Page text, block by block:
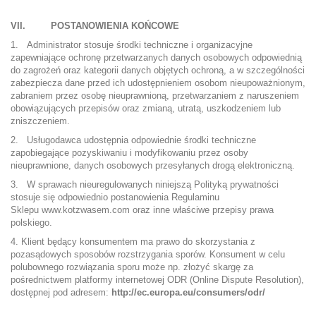
VII. POSTANOWIENIA KOŃCOWE
1. Administrator stosuje środki techniczne i organizacyjne
zapewniające ochronę przetwarzanych danych osobowych odpowiednią
do zagrożeń oraz kategorii danych objętych ochroną, a w szczególności
zabezpiecza dane przed ich udostępnieniem osobom nieupoważnionym,
zabraniem przez osobę nieuprawnioną, przetwarzaniem z naruszeniem
obowiązujących przepisów oraz zmianą, utratą, uszkodzeniem lub
zniszczeniem.
2. Usługodawca udostępnia odpowiednie środki techniczne
zapobiegające pozyskiwaniu i modyfikowaniu przez osoby
nieuprawnione, danych osobowych przesyłanych drogą elektroniczną.
3. W sprawach nieuregulowanych niniejszą Polityką prywatności
stosuje się odpowiednio postanowienia Regulaminu
Sklepu www.kotzwasem.com oraz inne właściwe przepisy prawa
polskiego.
4. Klient będący konsumentem ma prawo do skorzystania z
pozasądowych sposobów rozstrzygania sporów. Konsument w celu
polubownego rozwiązania sporu może np. złożyć skargę za
pośrednictwem platformy internetowej ODR (Online Dispute Resolution),
dostępnej pod adresem: http://ec.europa.eu/consumers/odr/